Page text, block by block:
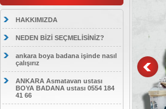
HAKKIMIZDA
NEDEN BİZİ SEÇMELİSİNİZ?
ankara boya badana işinde nasıl
çalışırız
ANKARA Asmatavan ustası
BOYA BADANA ustası 0554 184
41 66